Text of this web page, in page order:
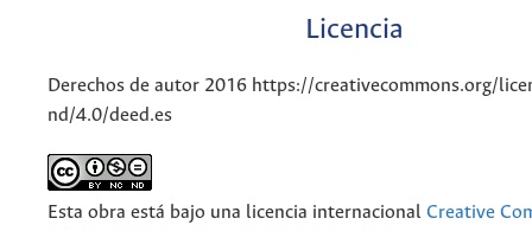
Licencia
Derechos de autor 2016 https://creativecommons.org/
nd/4.0/deed.es
Esta obra está bajo una licencia internacional Creative